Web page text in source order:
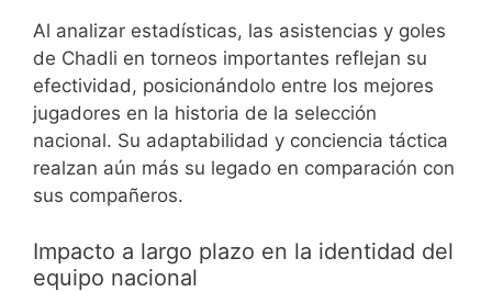
Al analizar estadísticas, las asistencias y goles
de Chadli en torneos importantes reflejan su
efectividad, posicionándolo entre los mejores
jugadores en la historia de la selección
nacional. Su adaptabilidad y conciencia táctica
realzan aún más su legado en comparación con
sus compañeros.
Impacto a largo plazo en la identidad del
equipo nacional